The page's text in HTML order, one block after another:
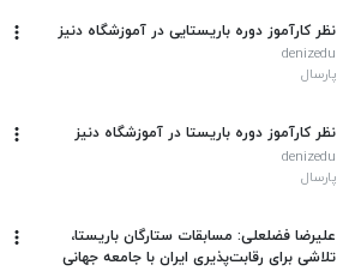
نظر کارآموز دوره باریستایی در آموزشگاه دنیز
denizedu
پارسال
نظر کارآموز دوره باریستا در آموزشگاه دنیز
denizedu
پارسال
علیرضا فضلعلی: مسابقات ستارگان باریستا،
تلاشی برای رقابت‌پذیری ایران با جامعه جهانی